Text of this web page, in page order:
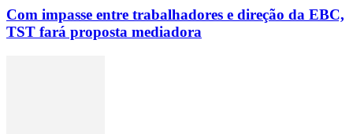
Com impasse entre trabalhadores e direção da EBC,
TST fará proposta mediadora